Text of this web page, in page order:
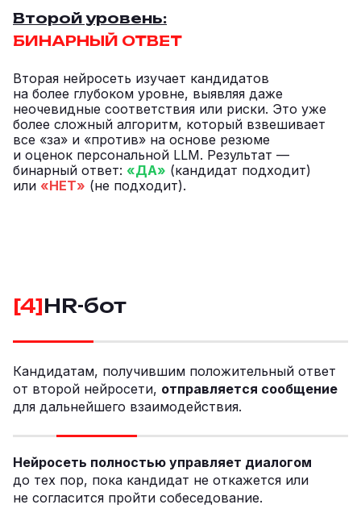
Второй уровень:
БИНАРНЫЙ ОТВЕТ
Вторая нейросеть изучает кандидатов
на более глубоком уровне, выявляя даже
неочевидные соответствия или риски. Это уже
более сложный алгоритм, который взвешивает
все «за» и «против» на основе резюме
и оценок персональной LLM. Результат —
бинарный ответ: «ДА» (кандидат подходит)
или «НЕТ» (не подходит).
[4]HR-бот
Кандидатам, получившим положительный ответ
от второй нейросети, отправляется сообщение
для дальнейшего взаимодействия.
Нейросеть полностью управляет диалогом
до тех пор, пока кандидат не откажется или
не согласится пройти собеседование.